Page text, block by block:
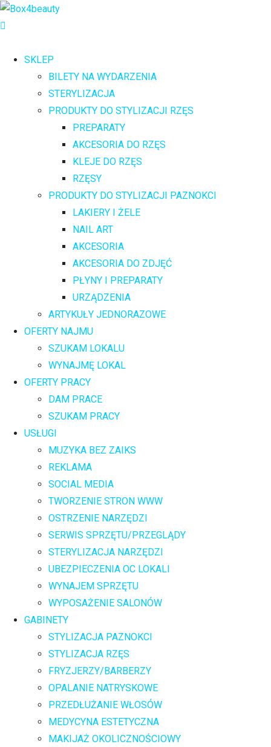
SKLEP
BILETY NA WYDARZENIA
STERYLIZACJA
PRODUKTY DO STYLIZACJI RZĘS
PREPARATY
AKCESORIA DO RZĘS
KLEJE DO RZĘS
RZĘSY
PRODUKTY DO STYLIZACJI PAZNOKCI
LAKIERY I ŻELE
NAIL ART
AKCESORIA
AKCESORIA DO ZDJĘĆ
PŁYNY I PREPARATY
URZĄDZENIA
ARTYKUŁY JEDNORAZOWE
OFERTY NAJMU
SZUKAM LOKALU
WYNAJMĘ LOKAL
OFERTY PRACY
DAM PRACE
SZUKAM PRACY
USŁUGI
MUZYKA BEZ ZAIKS
REKLAMA
SOCIAL MEDIA
TWORZENIE STRON WWW
OSTRZENIE NARZĘDZI
SERWIS SPRZĘTU/PRZEGLĄDY
STERYLIZACJA NARZĘDZI
UBEZPIECZENIA OC LOKALI
WYNAJEM SPRZĘTU
WYPOSAŻENIE SALONÓW
GABINETY
STYLIZACJA PAZNOKCI
STYLIZACJA RZĘS
FRYZJERZY/BARBERZY
OPALANIE NATRYSKOWE
PRZEDŁUŻANIE WŁOSÓW
MEDYCYNA ESTETYCZNA
MAKIJAŻ OKOLICZNOŚCIOWY